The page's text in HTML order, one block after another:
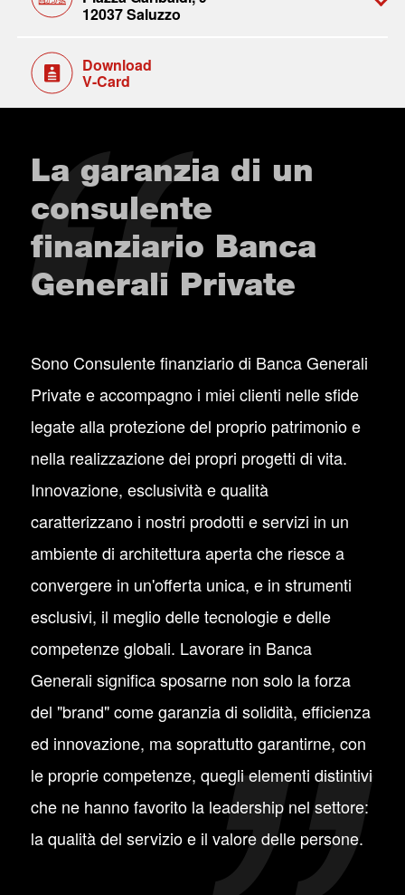
12037 Saluzzo
Download
V-Card
La garanzia di un
consulente
finanziario Banca
Generali Private
Sono Consulente finanziario di Banca Generali
Private e accompagno i miei clienti nelle sfide
legate alla protezione del proprio patrimonio e
nella realizzazione dei propri progetti di vita.
Innovazione, esclusività e qualità
caratterizzano i nostri prodotti e servizi in un
ambiente di architettura aperta che riesce a
convergere in un'offerta unica, e in strumenti
esclusivi, il meglio delle tecnologie e delle
competenze globali. Lavorare in Banca
Generali significa sposarne non solo la forza
del "brand" come garanzia di solidità, efficienza
ed innovazione, ma soprattutto garantirne, con
le proprie competenze, quegli elementi distintivi
che ne hanno favorito la leadership nel settore:
la qualità del servizio e il valore delle persone.